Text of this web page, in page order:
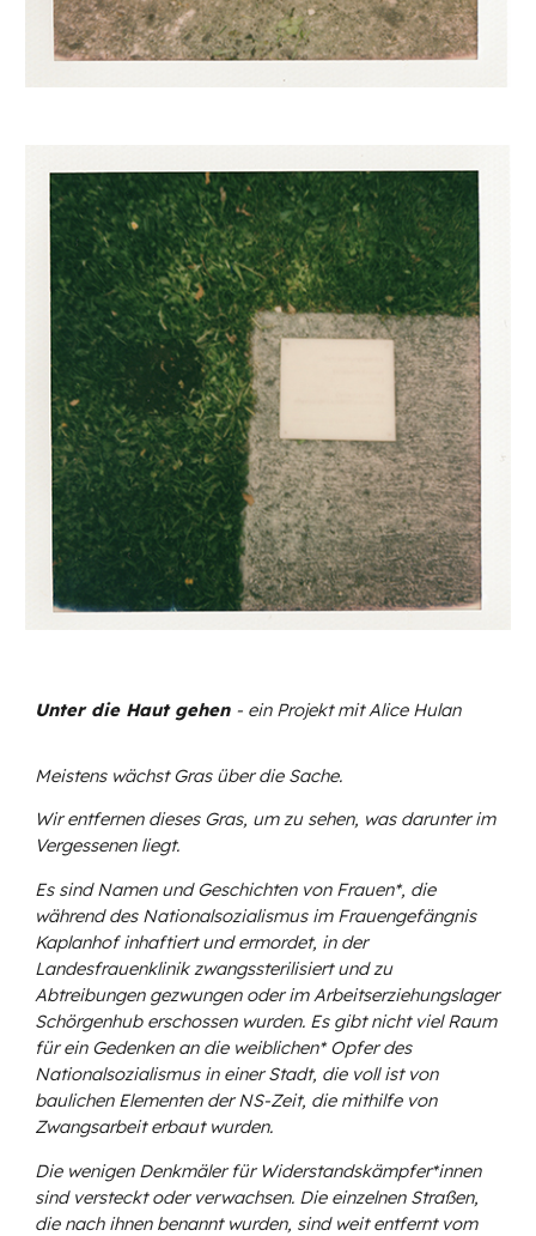
Unter die Haut gehen - ein Projekt mit Alice Hulan
Meistens wächst Gras über die Sache.
Wir entfernen dieses Gras, um zu sehen, was darunter im
Vergessenen liegt.
Es sind Namen und Geschichten von Frauen*, die
während des Nationalsozialismus im Frauengefängnis
Kaplanhof inhaftiert und ermordet, in der
Landesfrauenklinik zwangssterilisiert und zu
Abtreibungen gezwungen oder im Arbeitserziehungslager
Schörgenhub erschossen wurden. Es gibt nicht viel Raum
für ein Gedenken an die weiblichen* Opfer des
Nationalsozialismus in einer Stadt, die voll ist von
baulichen Elementen der NS-Zeit, die mithilfe von
Zwangsarbeit erbaut wurden.
Die wenigen Denkmäler für Widerstandskämpfer*innen
sind versteckt oder verwachsen. Die einzelnen Straßen,
die nach ihnen benannt wurden, sind weit entfernt vom